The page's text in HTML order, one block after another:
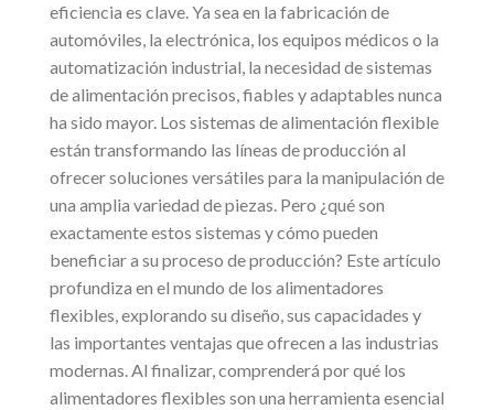
eficiencia es clave. Ya sea en la fabricación de
automóviles, la electrónica, los equipos médicos o la
automatización industrial, la necesidad de sistemas
de alimentación precisos, fiables y adaptables nunca
ha sido mayor. Los sistemas de alimentación flexible
están transformando las líneas de producción al
ofrecer soluciones versátiles para la manipulación de
una amplia variedad de piezas. Pero ¿qué son
exactamente estos sistemas y cómo pueden
beneficiar a su proceso de producción? Este artículo
profundiza en el mundo de los alimentadores
flexibles, explorando su diseño, sus capacidades y
las importantes ventajas que ofrecen a las industrias
modernas. Al finalizar, comprenderá por qué los
alimentadores flexibles son una herramienta esencial